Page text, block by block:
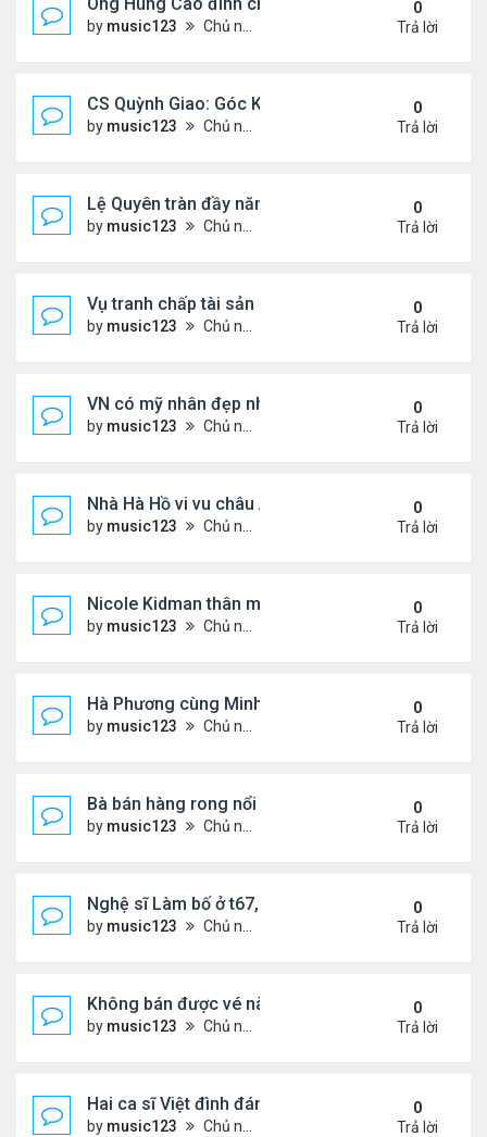
by music123 Chủ nhật Tháng 7 26, 2026 5:17 pm
0
Trả lời
CS Quỳnh Giao: Góc Khuất Của Căn Bệnh Đoạt
by music123 Chủ nhật Tháng 7 26, 2026 5:12 pm
0
Trả lời
Lệ Quyên tràn đầy năng lượng tại Mỹ
by music123 Chủ nhật Tháng 7 26, 2026 5:09 pm
0
Trả lời
Vụ tranh chấp tài sản của dv Đức Tiến
by music123 Chủ nhật Tháng 7 26, 2026 4:52 pm
0
Trả lời
VN có mỹ nhân đẹp như búp bê bỏ showbiz lấy
by music123 Chủ nhật Tháng 7 26, 2026 4:49 pm
0
Trả lời
Nhà Hà Hồ vi vu châu Âu
by music123 Chủ nhật Tháng 7 26, 2026 4:40 pm
0
Trả lời
Nicole Kidman thân mật bên bf doanh nhân
by music123 Chủ nhật Tháng 7 26, 2026 4:34 pm
0
Trả lời
Hà Phương cùng Minh Tuyết đi sự kiện
by music123 Chủ nhật Tháng 7 26, 2026 3:51 pm
0
Trả lời
Bà bán hàng rong nổi tiếng bị tịch thu quang gánh
by music123 Chủ nhật Tháng 7 26, 2026 3:46 pm
0
Trả lời
Nghệ sĩ Làm bố ở t67, mê dưỡng da chẳng kém
by music123 Chủ nhật Tháng 7 26, 2026 3:41 pm
0
Trả lời
Không bán được vé nào, 1 phim Việt rời rạp
by music123 Chủ nhật Tháng 7 26, 2026 3:28 pm
0
Trả lời
Hai ca sĩ Việt đình đám không phải vợ chồng vẫn
by music123 Chủ nhật Tháng 7 26, 2026 2:51 pm
0
Trả lời